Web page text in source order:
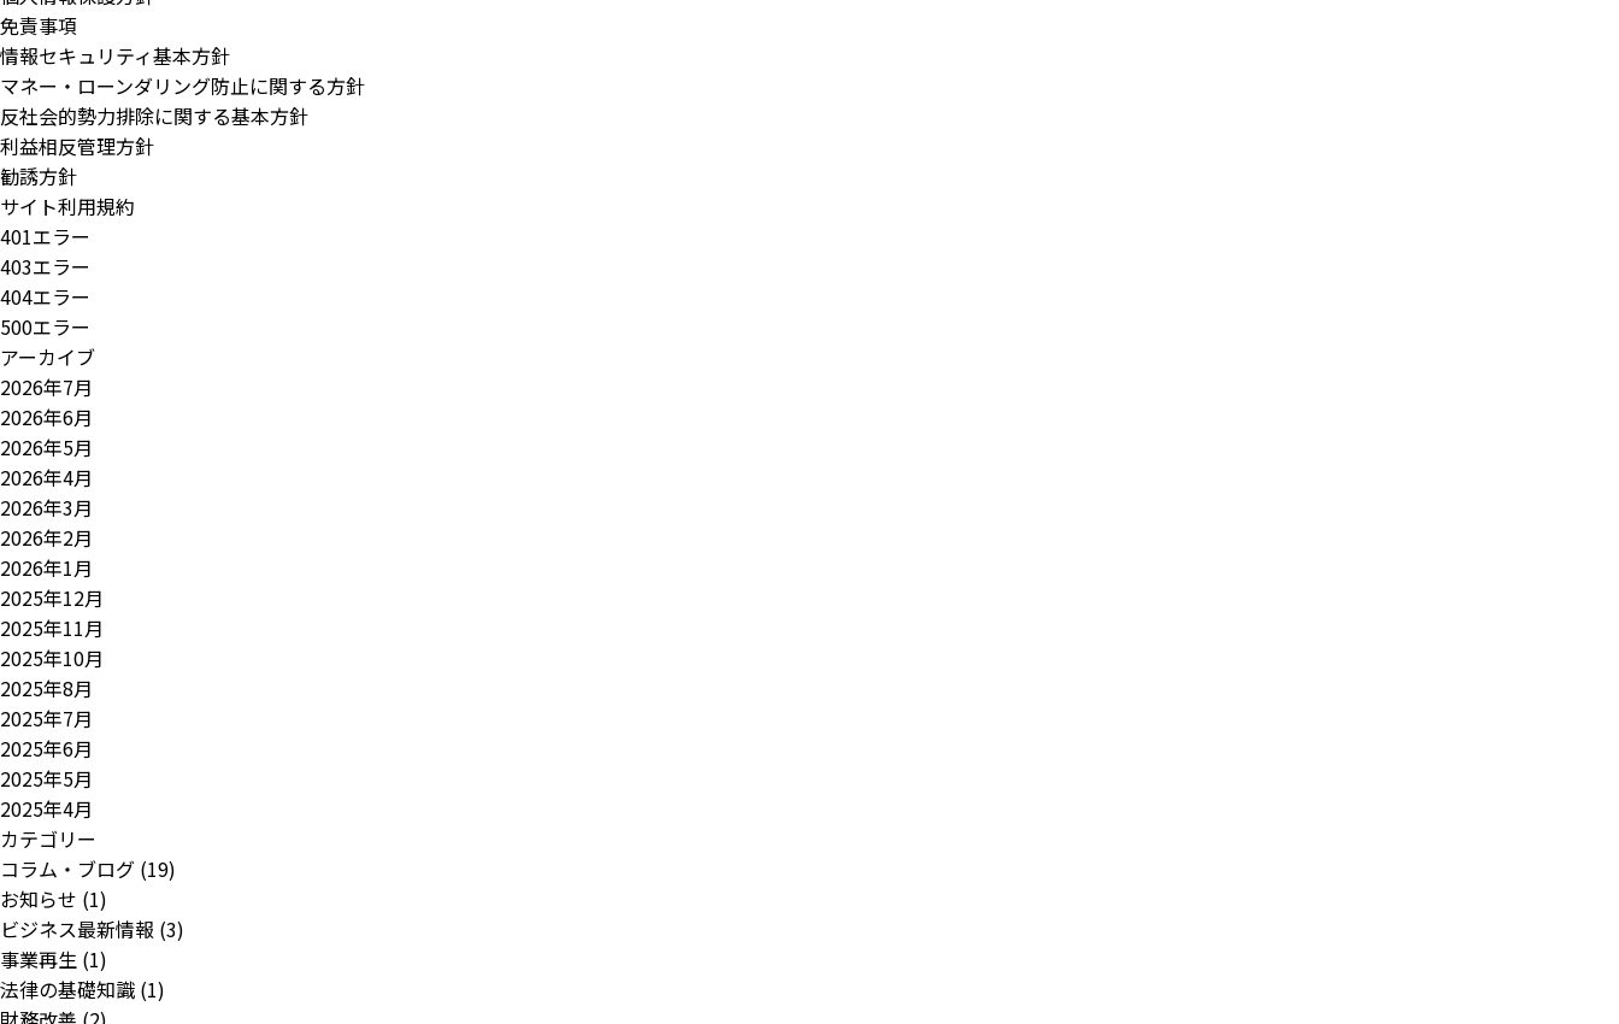
免責事項
情報セキュリティ基本方針
マネー・ローンダリング防止に関する方針
反社会的勢力排除に関する基本方針
利益相反管理方針
勧誘方針
サイト利用規約
401エラー
403エラー
404エラー
500エラー
アーカイブ
2026年7月
2026年6月
2026年5月
2026年4月
2026年3月
2026年2月
2026年1月
2025年12月
2025年11月
2025年10月
2025年8月
2025年7月
2025年6月
2025年5月
2025年4月
カテゴリー
コラム・ブログ (19)
お知らせ (1)
ビジネス最新情報 (3)
事業再生 (1)
法律の基礎知識 (1)